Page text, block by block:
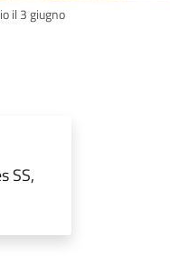
il 3 giugno
SS,